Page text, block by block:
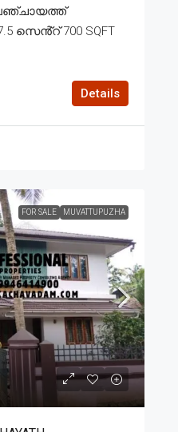
പഞ്ചായത്ത്
സെൻ്റ് 700 SQFT
Details
FOR SALE MUVATTUPUZHA